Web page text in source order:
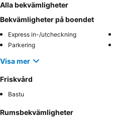
Alla bekvämligheter
Bekvämligheter på boendet
Express in-/utcheckning
Parkering
Visa mer
Friskvård
Bastu
Rumsbekvämligheter